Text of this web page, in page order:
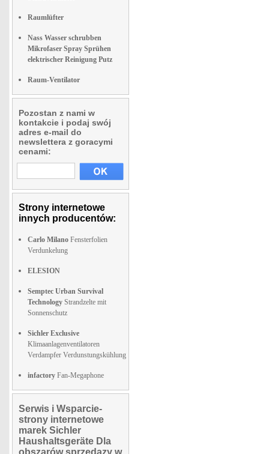
Raumlüfter
Nass Wasser schrubben
Mikrofaser Spray Sprühen
elektrischer Reinigung Putz
Raum-Ventilator
Pozostan z nami w
kontakcie i podaj swój
adres e-mail do
newslettera z goracymi
cenami:
Strony internetowe
innych producentów:
Carlo Milano Fensterfolien
Verdunkelung
ELESION
Semptec Urban Survival
Technology Strandzelte mit
Sonnenschutz
Sichler Exclusive
Klimaanlagenventilatoren
Verdampfer Verdunstungskühlung
infactory Fan-Megaphone
Serwis i Wsparcie-
strony internetowe
marek Sichler
Haushaltsgeräte Dla
obszarów sprzedazy w